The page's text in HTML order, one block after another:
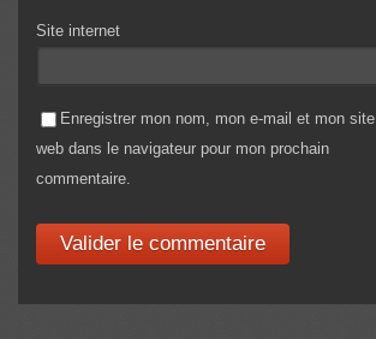
Site internet
Enregistrer mon nom, mon e-mail et mon site
web dans le navigateur pour mon prochain
commentaire.